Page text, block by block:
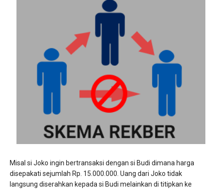
Misal si Joko ingin bertransaksi dengan si Budi dimana harga
disepakati sejumlah Rp. 15.000.000. Uang dari Joko tidak
langsung diserahkan kepada si Budi melainkan di titipkan ke